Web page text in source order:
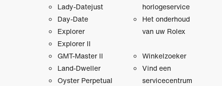
Lady-Datejust
Day-Date
Explorer
Explorer II
GMT-Master II
Land-Dweller
Oyster Perpetual
horlogeservice
Het onderhoud
van uw Rolex
Winkelzoeker
Vind een
servicecentrum